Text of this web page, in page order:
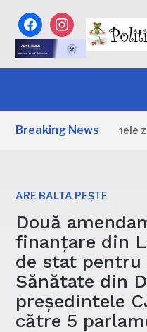
facebookinstagram
Breaking News
Dâmbovița: Primele zile
ARE BALTA PEȘTE
Două
finanțare din
de stat
Sănătate din
președintele
către 5